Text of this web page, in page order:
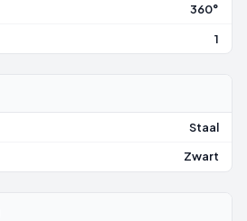
360°
1
Staal
Zwart